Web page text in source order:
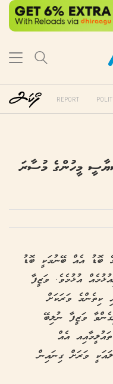
REPORT
މީހުންގެ މުސާރަ
ބޮޑު އެއް ބޭނުމަކީ ބޮޑު
އުޅުމެވެ. ވަޒީފާ
ކިތެންމެ ވަރަކަށް
ވަޒީފާ ނުލިބޭ
އެއް
ވަރަށް ގިނައިން